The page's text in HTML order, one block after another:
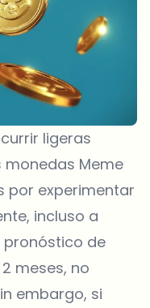
ligeras
monedas Meme
por experimentar
incluso a
pronóstico de
meses, no
embargo, si